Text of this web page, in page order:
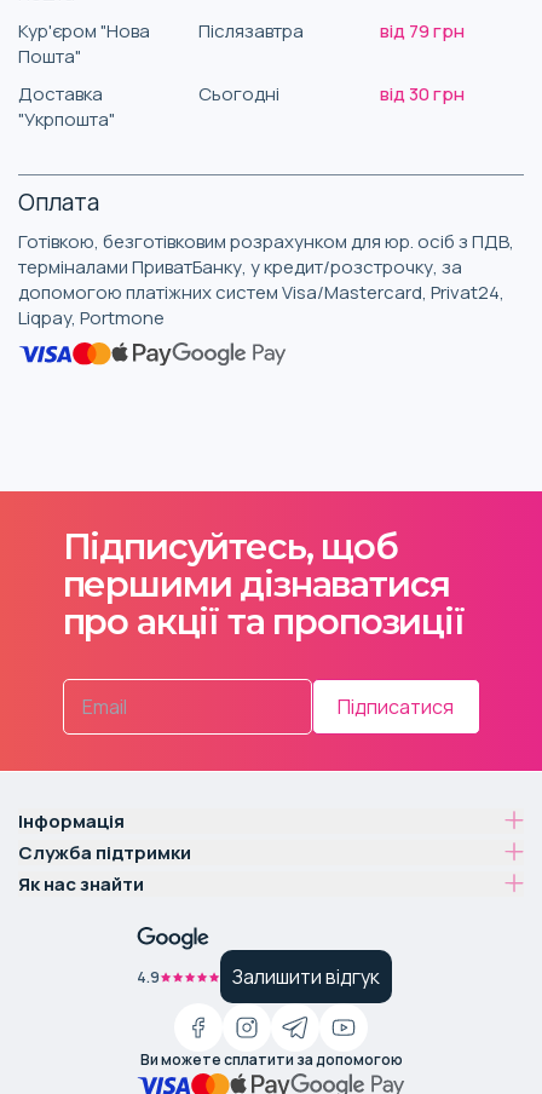
Кур'єром "Нова
Пошта"
Післязавтра від 79 грн
Доставка
"Укрпошта"
Сьогодні від 30 грн
Оплата
Готівкою, безготівковим розрахунком для юр. осіб з ПДВ,
терміналами ПриватБанку, у кредит/розстрочку, за
допомогою платіжних систем Visa/Mastercard, Privat24,
Liqpay, Portmone
Підписуйтесь, щоб
першими дізнаватися
про акції та пропозиції
Підписатися
Інформація
Служба підтримки
Як нас знайти
4.9 Залишити відгук
Ви можете сплатити за допомогою